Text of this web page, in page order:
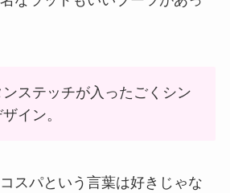
ンステッチが入ったごくシン
イン。
スパという言葉は好きじゃな